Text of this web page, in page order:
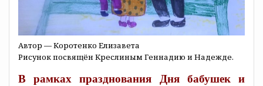
Автор — Коротенко Елизавета
Рисунок посвящён Креслиным Геннадию и Надежде.
В рамках празднования Дня бабушек и